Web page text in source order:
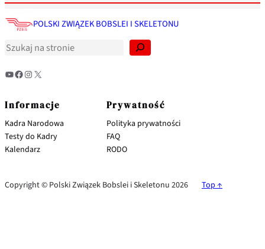
POLSKI ZWIĄZEK BOBSLEI I SKELETONU
S
z
k
jYouTube Facebook Instagram X
Informacje
Kadra Narodowa
Testy do Kadry
Kalendarz
Prywatność
Polityka prywatności
FAQ
RODO
Copyright © Polski Związek Bobslei i Skeletonu 2026 Top ↑